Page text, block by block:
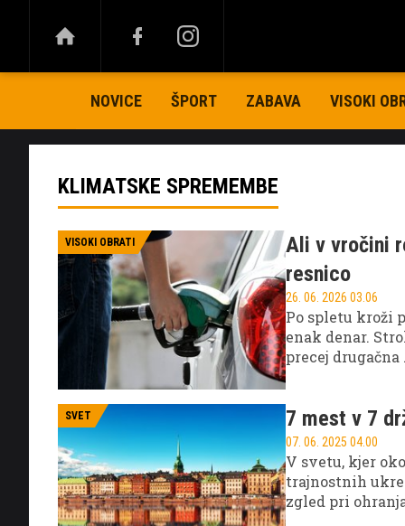
NOVICE ŠPORT ZABAVA VISOKI
KLIMATSKE SPREMEMBE
VISOKI OBRATI
Ali v vročini
resnico
26. 06. 2026 03.06
Po spletu kroži
enak denar.
precej drugačna
SVET 7 mest v 7
07. 06. 2025 04.00
V svetu, kjer
trajnostnih
zgled pri